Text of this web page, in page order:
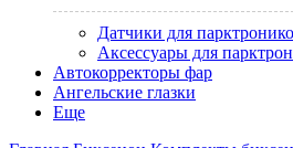
Датчики для
Аксессуары для
Автокорректоры фар
Ангельские глазки
Еще